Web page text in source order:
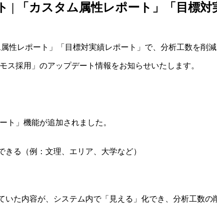
| 「カスタム属性レポート」「目標
採用」のアップデート情報をお知らせいたします。
」機能が追加されました。
る（例：文理、エリア、大学など）
た内容が、システム内で「見える」化でき、分析工数の